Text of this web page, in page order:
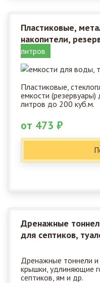
Пластиковые,
накопители,
литров
Пластиковые,
емкости
литров до 200 куб.м.
от 473 ₽
Дренажные
для септиков,
Дренажные тоннели
крышки, удлиняющие
септиков, ям и др.